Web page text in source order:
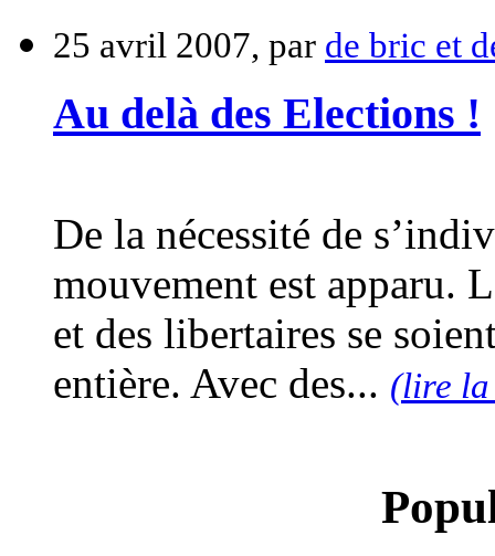
25 avril 2007, par de bric et
Au delà des Elections !
De la nécessité de
mouvement est apparu.
et des libertaires se
entière. Avec des... (lire la